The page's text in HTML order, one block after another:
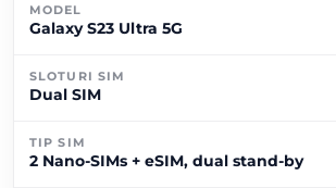
MODEL
Galaxy S23 Ultra 5G
SLOTURI SIM
Dual SIM
TIP SIM
2 Nano-SIMs + eSIM, dual stand-by